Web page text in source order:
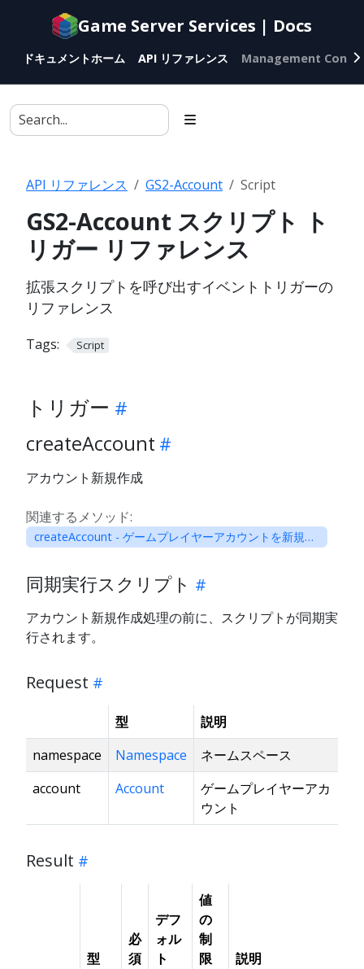
Documentation
agents
Game Server Services | Docs
ドキュメントホーム API リファレンス Management
API リファレンス GS2-Account Script
GS2-Account スクリプト ト
リガー リファレンス
拡張スクリプトを呼び出すイベントトリガーの
リファレンス
Tags: Script
トリガー
createAccount
アカウント新規作成
関連するメソッド:
createAccount - ゲームプレイヤーアカウントを新規作成
同期実行スクリプト
アカウント新規作成処理の前に、スクリプトが同期実
行されます。
Request
型
説明
namespace
Namespace
ネームスペース
account
Account
ゲームプレイヤーアカ
ウント
Result
型
必
須
デフ
ォル
ト
値
の
制
限
説明